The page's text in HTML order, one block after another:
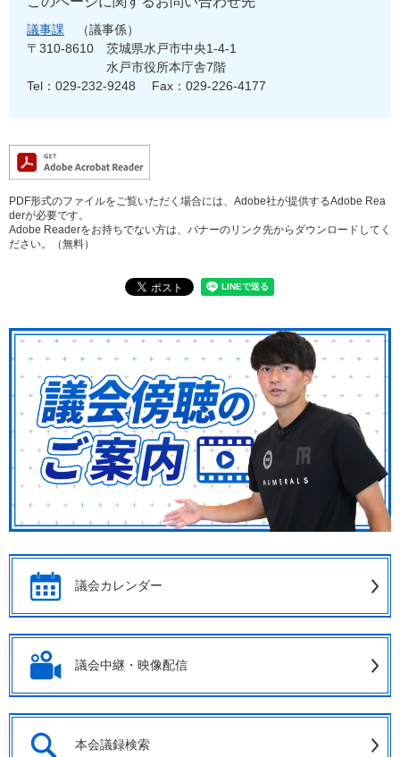
議事課
議事係
〒310-8610
茨城県水戸市中央1-4-1
水戸市役所本庁舎7階
Tel：029-232-9248
Fax：029-226-4177
PDF形式のファイルをご覧いただく場合には、Adobe社が提供するAdobe Rea
derが必要です。
Adobe Readerをお持ちでない方は、バナーのリンク先からダウンロードしてく
ださい。（無料）
議会カレンダー
議会中継・映像配信
本会議録検索